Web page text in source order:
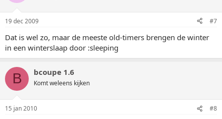
19 dec 2009 #7
Dat is wel zo, maar de meeste old-timers brengen de winter
in een winterslaap door :sleeping
B bcoupe 1.6
Komt weleens kijken
15 jan 2010 #8